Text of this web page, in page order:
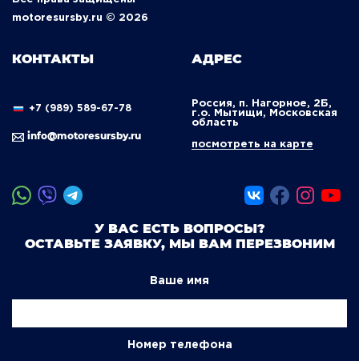
motoresursby.ru © 2026
КОНТАКТЫ
+7 (989) 589-67-78
info@motoresursby.ru
АДРЕС
Россия, п. Нагорное, 2Б,
г.о. Мытищи, Московская
область
посмотреть на карте
У ВАС ЕСТЬ ВОПРОСЫ?
ОСТАВЬТЕ ЗАЯВКУ, МЫ ВАМ ПЕРЕЗВОНИМ
Ваше имя
Номер телефона